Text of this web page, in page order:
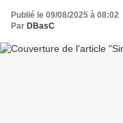
Publié le 09/08/2025 à 08:02
Par DBasC